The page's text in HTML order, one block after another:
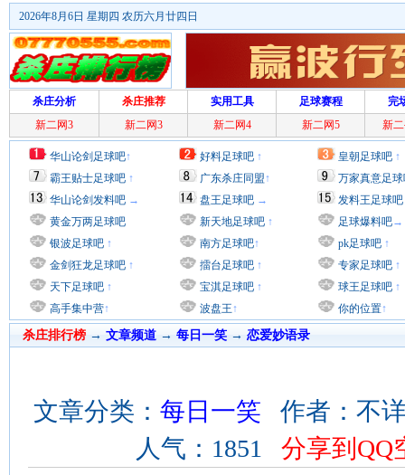
2026年8月6日 星期四 农历六月廿四日
杀庄分析 杀庄推荐 实用工具 足球赛程
完
新二网3
新二网3 新二网4 新二网5 新
华山论剑足球吧↑
霸王贴士足球吧 ↑
华山论剑发料吧 →
黄金万两足球吧
银波足球吧 ↑
金剑狂龙足球吧 ↑
天下足球吧 ↑
高手集中营↑
好料足球吧 ↑
广东杀庄同盟↑
盘王足球吧 →
新天地足球吧 ↑
南方足球吧↑
擂台足球吧 ↑
宝淇足球吧 ↑
波盘王↑
皇朝足球吧 ↑
万家真意足
发料王足球吧
足球爆料吧→
pk足球吧 ↑
专家足球吧 ↑
球王足球吧 ↑
你的位置↑
杀庄排行榜 → 文章频道→ 每日一笑 → 恋爱妙语录
文章分类： 每日一笑 作者：不
人气：1851 分享到QQ